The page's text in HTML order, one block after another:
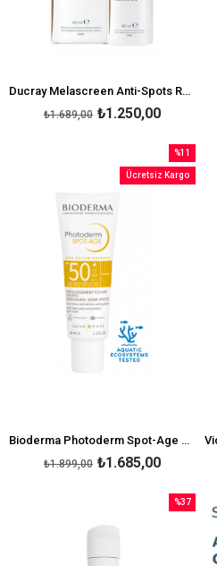
Ducray Melascreen Anti-Spots Radiance Serum 40 ml
₺1.250,00
₺1.689,00
Bioderma Photoderm Spot-Age Spf 50+ 40ml
₺1.685,00
₺1.899,00
%11
İndirim
Ücretsiz Kargo
%37
%37İndirim